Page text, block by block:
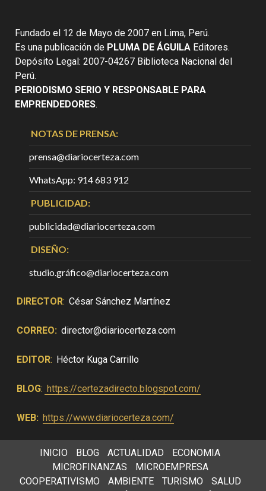
Fundado el 12 de Mayo de 2007 en Lima, Perú.
Es una publicación de PLUMA DE ÁGUILA Editores.
Depósito Legal: 2007-04267 Biblioteca Nacional del
Perú.
PERIODISMO SERIO Y RESPONSABLE PARA
EMPRENDEDORES.
NOTAS DE PRENSA:
prensa@diariocerteza.com
WhatsApp: 914 683 912
PUBLICIDAD:
publicidad@diariocerteza.com
DISEÑO:
studio.gráfico@diariocerteza.com
DIRECTOR: César Sánchez Martínez
CORREO: director@diariocerteza.com
EDITOR: Héctor Kuga Carrillo
BLOG: https://certezadirecto.blogspot.com/
WEB: https://www.diariocerteza.com/
INICIO BLOG ACTUALIDAD
ECONOMIA
MICROFINANZAS
MICROEMPRESA
COOPERATIVISMO
AMBIENTE TURISMO
SALUD